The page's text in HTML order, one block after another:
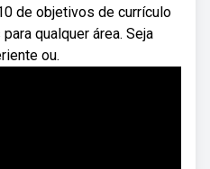
de objetivos de currículo
qualquer área. Seja
ou.